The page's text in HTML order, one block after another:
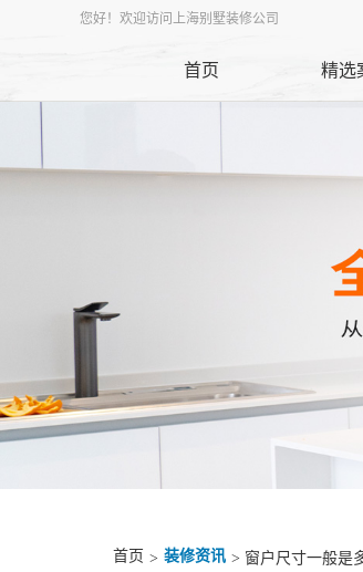
您好！欢迎访问上海别墅装修公司
首页 精选
首页 > 装修资讯 > 窗户尺寸一般是